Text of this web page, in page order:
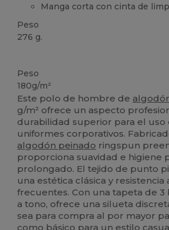
Manga corta con cinta de
Peso
276 g.
Peso
180g/m²
Este polo de hombre de
g/m² ofrece un aspecto
durabilidad superior para el uso
uniformes corporativos.
algodón peinado ringspun
proporciona suavidad e higiene
prolongado. El tejido de punto
una estética clásica y resistencia
frecuentes. Con una tapeta de
a tono, ofrece una silueta
sea para compra al por mayor
como básico para un estilo